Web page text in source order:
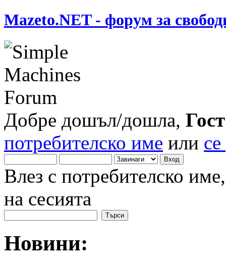
Mazeto.NET - форум за
Добре дошъл/дошла, Гост
потребителско име или
Влез с потребителско
на сесията
Новини: